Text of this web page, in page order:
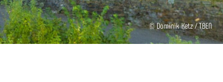
© Dominik Ketz / TBEN